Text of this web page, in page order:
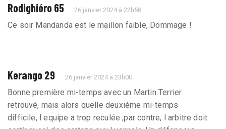
Rodighiéro 65 26 janvier 2024 à 22h58
Ce soir Mandanda est le maillon faible, Dommage !
Kerango 29 26 janvier 2024 à 23h00
Bonne première mi-temps avec un Martin Terrier
retrouvé, mais alors quelle deuxième mi-temps
difficile, l equipe a trop reculée ,par contre, l arbitre doit